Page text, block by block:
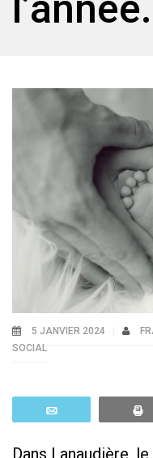
5 JANVIER 2024
SOCIAL